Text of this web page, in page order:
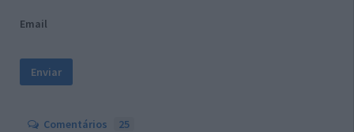
Email
Comentários 25